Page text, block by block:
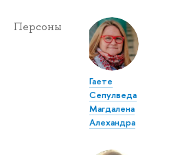
Персоны
Гаете
Сепулведа
Магдалена
Алехандра